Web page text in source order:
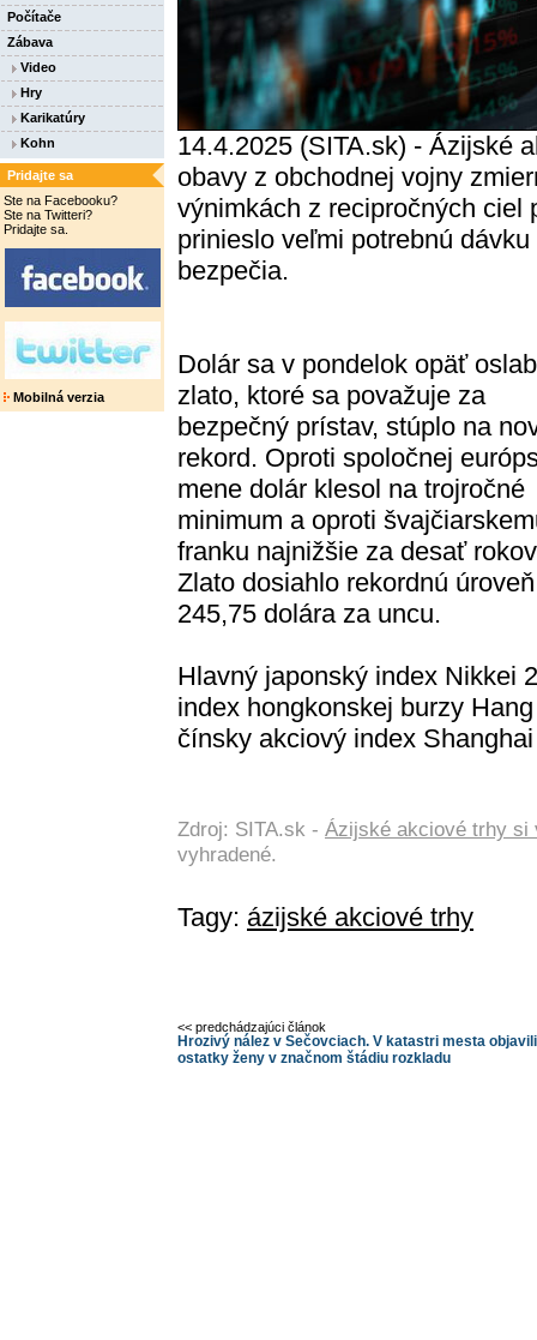
Počítače
Zábava
Video
Hry
Karikatúry
Kohn
Pridajte sa
Ste na Facebooku?
Ste na Twitteri?
Pridajte sa.
Mobilná verzia
14.4.2025 (SITA.sk) - Ázijské
obavy z obchodnej vojny
výnimkách z recipročných ciel
prinieslo veľmi potrebnú
bezpečia.
Dolár sa v pondelok opäť
zlato, ktoré sa považuje za
bezpečný prístav, stúplo na
rekord. Oproti spoločnej
mene dolár klesol na trojročné
minimum a oproti
franku najnižšie za desať
Zlato dosiahlo rekordnú
245,75 dolára za uncu.
Hlavný japonský index Nikkei
index hongkonskej burzy
čínsky akciový index
Zdroj: SITA.sk - Ázijské akciové trhy si
vyhradené.
Tagy: ázijské akciové trhy
<< predchádzajúci článok
Hrozivý nález v Sečovciach. V katastri mesta objavili
ostatky ženy v značnom štádiu rozkladu